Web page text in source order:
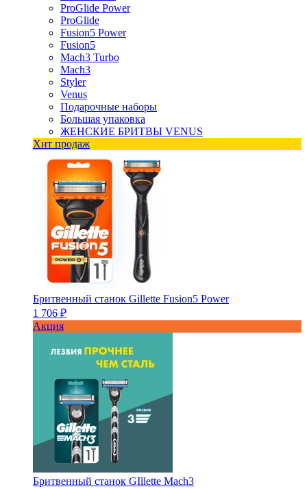
ProGlide Power
ProGlide
Fusion5 Power
Fusion5
Mach3 Turbo
Mach3
Styler
Venus
Подарочные наборы
Большая упаковка
ЖЕНСКИЕ БРИТВЫ VENUS
Хит продаж
Бритвенный станок Gillette Fusion5 Power
1 706 ₽
Акция
Бритвенный станок GIllette Mach3